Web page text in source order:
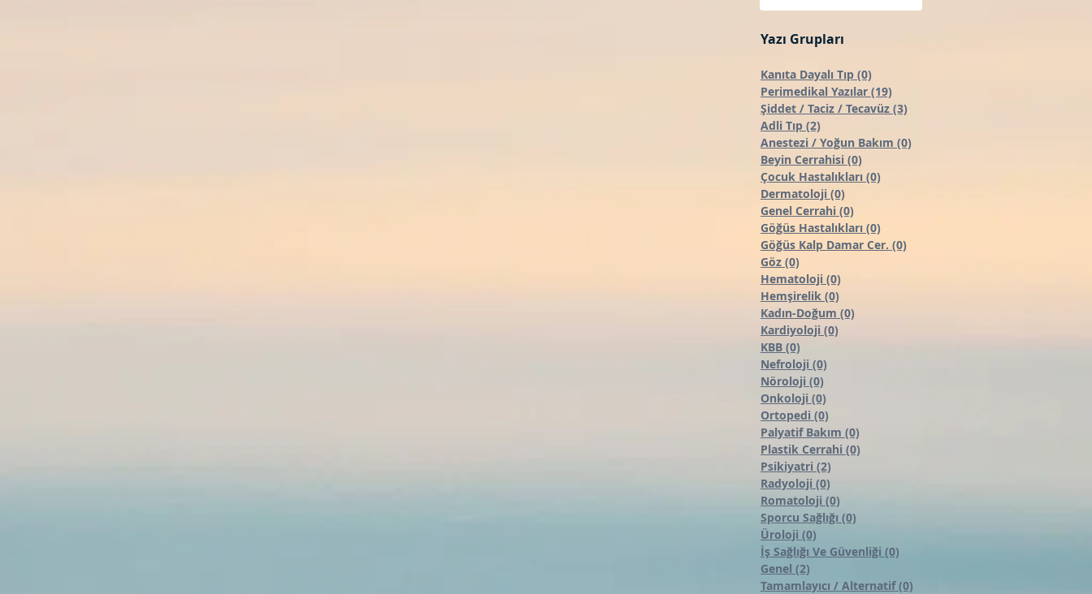
Yazı Grupları
Kanıta Dayalı Tıp (0)
Perimedikal Yazılar (19)
Şiddet / Taciz / Tecavüz (3)
Adli Tıp (2)
Anestezi / Yoğun Bakım (0)
Beyin Cerrahisi (0)
Çocuk Hastalıkları (0)
Dermatoloji (0)
Genel Cerrahi (0)
Göğüs Hastalıkları (0)
Göğüs Kalp Damar Cer. (0)
Göz (0)
Hematoloji (0)
Hemşirelik (0)
Kadın-Doğum (0)
Kardiyoloji (0)
KBB (0)
Nefroloji (0)
Nöroloji (0)
Onkoloji (0)
Ortopedi (0)
Palyatif Bakım (0)
Plastik Cerrahi (0)
Psikiyatri (2)
Radyoloji (0)
Romatoloji (0)
Sporcu Sağlığı (0)
Üroloji (0)
İş Sağlığı Ve Güvenliği (0)
Genel (2)
Tamamlayıcı / Alternatif (0)